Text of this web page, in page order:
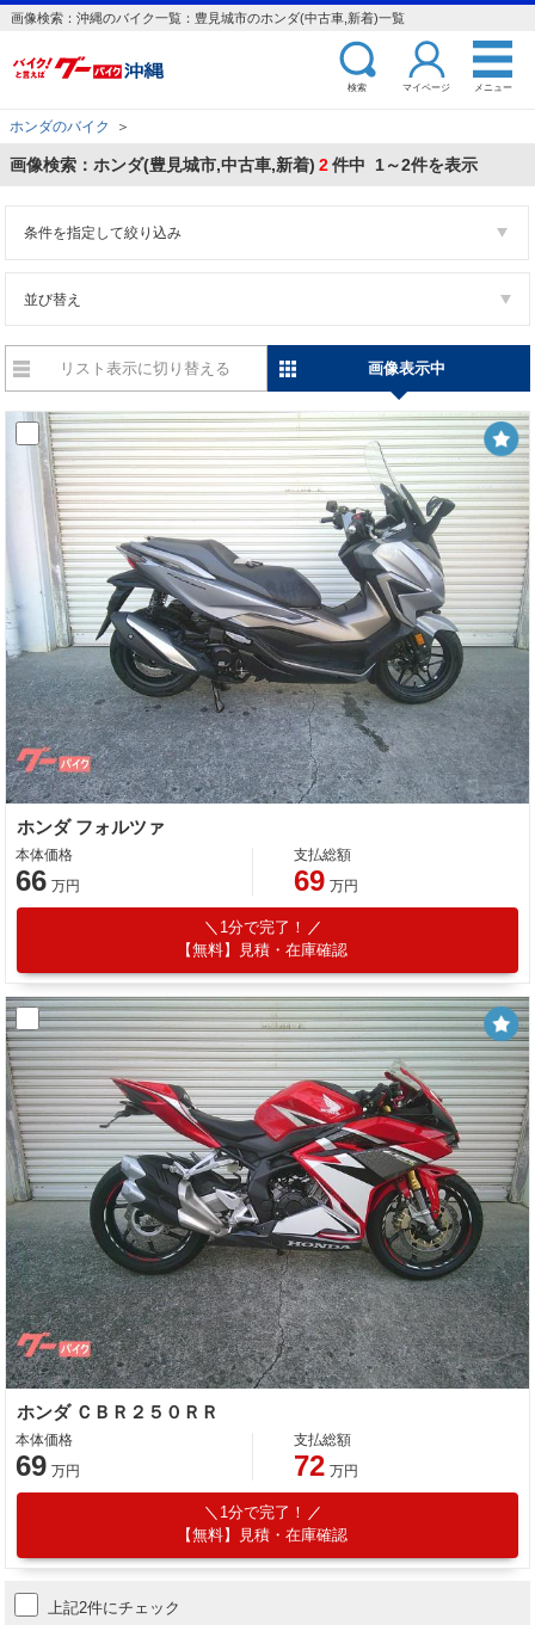
画像検索：沖縄のバイク一覧：豊見城市のホンダ(中古車,新着)一覧
検索 マイページ メニュー
ホンダのバイク ＞
画像検索：ホンダ(豊見城市,中古車,新着) 2件中 1～2件を表示
条件を指定して絞り込み
並び替え
リスト表示に切り替える 画像表示中
ホンダ フォルツァ
本体価格
66 万円
支払総額
69 万円
1分で完了！
【無料】見積・在庫確認
ホンダ ＣＢＲ２５０ＲＲ
本体価格
69 万円
支払総額
72 万円
1分で完了！
【無料】見積・在庫確認
上記2件にチェック